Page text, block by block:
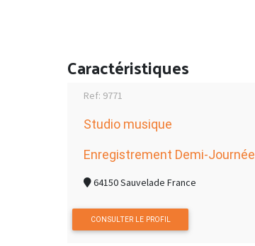
Caractéristiques
Ref: 9771
Studio musique
Enregistrement Demi-Journée
64150 Sauvelade France
CONSULTER LE PROFIL